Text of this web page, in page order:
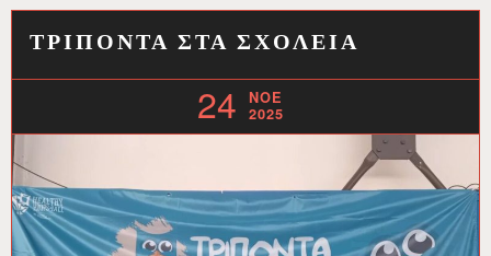
ΤΡΙΠΟΝΤΑ ΣΤΑ ΣΧΟΛΕΙΑ
24
ΝΟΈ
2025